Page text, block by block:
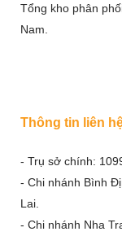
Tổng kho phân
Nam.
Thông tin liên
- Trụ sở chính:
- Chi nhánh Bình
Lai.
- Chi nhánh Nha